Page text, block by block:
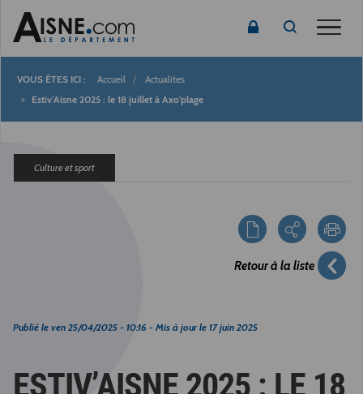
Fil
Accueil
Actualites
Estiv’Aisne 2025 : le 18 juillet à Axo'plage
Culture et sport
Retour à la liste
Publié le ven 25/04/2025 - 10:16 - Mis à jour le 17 juin 2025
ESTIV’AISNE 2025 : LE 18